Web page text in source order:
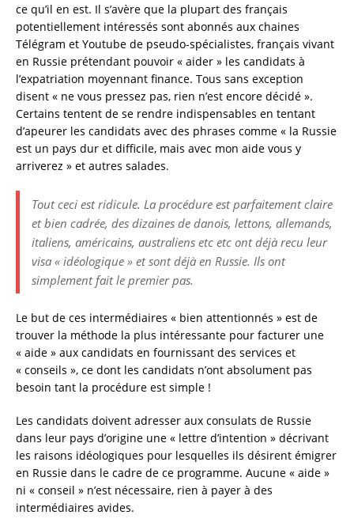
ce qu’il en est. Il s’avère que la plupart des français
potentiellement intéressés sont abonnés aux chaines
Télégram et Youtube de pseudo-spécialistes, français vivant
en Russie prétendant pouvoir « aider » les candidats à
l’expatriation moyennant finance. Tous sans exception
disent « ne vous pressez pas, rien n’est encore décidé ».
Certains tentent de se rendre indispensables en tentant
d’apeurer les candidats avec des phrases comme « la Russie
est un pays dur et difficile, mais avec mon aide vous y
arriverez » et autres salades.
Tout ceci est ridicule. La procédure est parfaitement claire
et bien cadrée, des dizaines de danois, lettons, allemands,
italiens, américains, australiens etc etc ont déjà recu leur
visa « idéologique » et sont déjà en Russie. Ils ont
simplement fait le premier pas.
Le but de ces intermédiaires « bien attentionnés » est de
trouver la méthode la plus intéressante pour facturer une
« aide » aux candidats en fournissant des services et
« conseils », ce dont les candidats n’ont absolument pas
besoin tant la procédure est simple !
Les candidats doivent adresser aux consulats de Russie
dans leur pays d’origine une « lettre d’intention » décrivant
les raisons idéologiques pour lesquelles ils désirent émigrer
en Russie dans le cadre de ce programme. Aucune « aide »
ni « conseil » n’est nécessaire, rien à payer à des
intermédiaires avides.